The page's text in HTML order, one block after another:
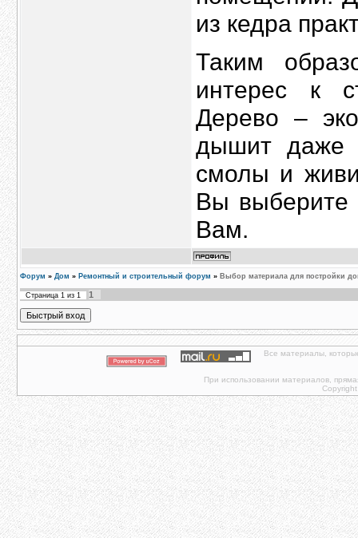
из кедра
Таким
интерес к
Дерево –
дышит даже
смолы и
Вы выберите
Вам.
Форум » Дом » Ремонтный и строительный форум » Выбор материала для постройки
Страница 1 из 1 1
Все материалы,
При использовании материалов,